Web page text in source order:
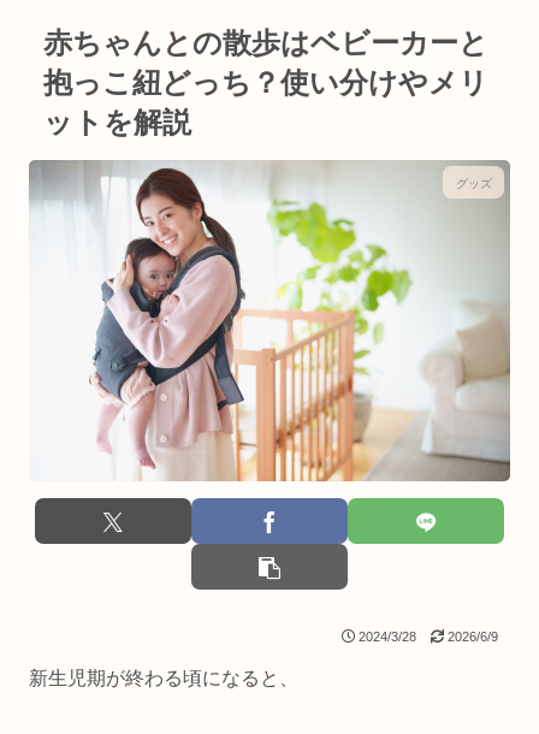
赤ちゃんとの散歩はベビーカーと
抱っこ紐どっち？使い分けやメリ
ットを解説
グッズ
2024/3/28 2026/6/9
新生児期が終わる頃になると、